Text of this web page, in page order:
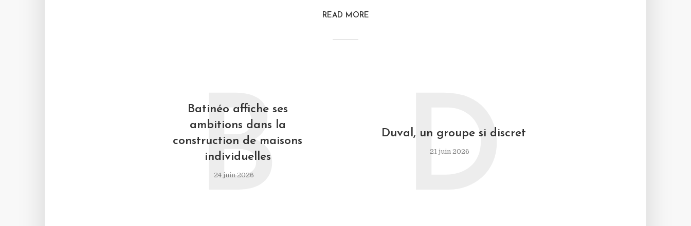
READ MORE
Batinéo affiche ses
ambitions dans la
construction de maisons
individuelles
24 juin 2026
B Duval, un groupe si discret
21 juin 2026
D